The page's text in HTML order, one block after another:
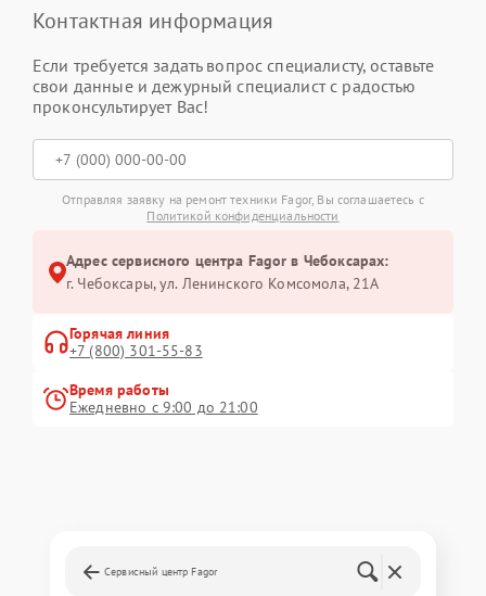
Контактная информация
Если требуется задать вопрос специалисту, оставьте
свои данные и дежурный специалист с радостью
проконсультирует Вас!
Отправляя заявку на ремонт техники Fagor, Вы соглашаетесь с
Политикой конфиденциальности
Адрес сервисного центра Fagor в Чебоксарах:
г. Чебоксары, ул. Ленинского Комсомола, 21А
Горячая линия
+7 (800) 301-55-83
Время работы
Ежедневно с 9:00 до 21:00
Сервисный центр Fagor